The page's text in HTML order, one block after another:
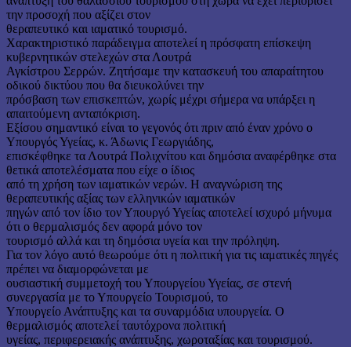
την προσοχή που αξίζει στον
θεραπευτικό και ιαματικό τουρισμό.
Χαρακτηριστικό παράδειγμα αποτελεί η πρόσφατη επίσκεψη
κυβερνητικών στελεχών στα Λουτρά
Αγκίστρου Σερρών. Ζητήσαμε την κατασκευή του απαραίτητου
οδικού δικτύου που θα διευκολύνει την
πρόσβαση των επισκεπτών, χωρίς μέχρι σήμερα να υπάρξει η
απαιτούμενη ανταπόκριση.
Εξίσου σημαντικό είναι το γεγονός ότι πριν από έναν χρόνο ο
Υπουργός Υγείας, κ. Άδωνις Γεωργιάδης,
επισκέφθηκε τα Λουτρά Πολιχνίτου και δημόσια αναφέρθηκε στα
θετικά αποτελέσματα που είχε ο ίδιος
από τη χρήση των ιαματικών νερών. Η αναγνώριση της
θεραπευτικής αξίας των ελληνικών ιαματικών
πηγών από τον ίδιο τον Υπουργό Υγείας αποτελεί ισχυρό μήνυμα
ότι ο θερμαλισμός δεν αφορά μόνο τον
τουρισμό αλλά και τη δημόσια υγεία και την πρόληψη.
Για τον λόγο αυτό θεωρούμε ότι η πολιτική για τις ιαματικές πηγές
πρέπει να διαμορφώνεται με
ουσιαστική συμμετοχή του Υπουργείου Υγείας, σε στενή
συνεργασία με το Υπουργείο Τουρισμού, το
Υπουργείο Ανάπτυξης και τα συναρμόδια υπουργεία. Ο
θερμαλισμός αποτελεί ταυτόχρονα πολιτική
υγείας, περιφερειακής ανάπτυξης, χωροταξίας και τουρισμού.